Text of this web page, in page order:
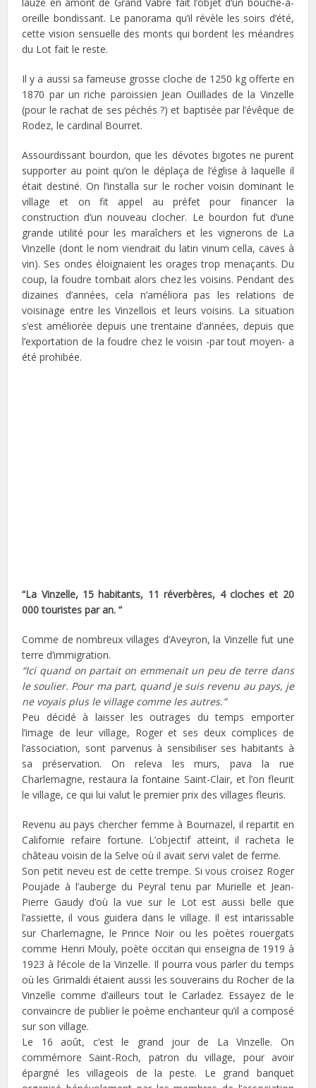
oreille bondissant. Le panorama qu’il révèle les soirs d’été,
cette vision sensuelle des monts qui bordent les méandres
du Lot fait le reste.
Il y a aussi sa fameuse grosse cloche de 1250 kg offerte en
1870 par un riche paroissien Jean Ouillades de la Vinzelle
(pour le rachat de ses péchés ?) et baptisée par l’évêque de
Rodez, le cardinal Bourret.
Assourdissant bourdon, que les dévotes bigotes ne purent
supporter au point qu’on le déplaça de l’église à laquelle il
était destiné. On l’installa sur le rocher voisin dominant le
village et on fit appel au préfet pour financer la
construction d’un nouveau clocher. Le bourdon fut d’une
grande utilité pour les maraîchers et les vignerons de La
Vinzelle (dont le nom viendrait du latin vinum cella, caves à
vin). Ses ondes éloignaient les orages trop menaçants. Du
coup, la foudre tombait alors chez les voisins. Pendant des
dizaines d’années, cela n’améliora pas les relations de
voisinage entre les Vinzellois et leurs voisins. La situation
s’est améliorée depuis une trentaine d’années, depuis que
l’exportation de la foudre chez le voisin -par tout moyen- a
été prohibée.
“La Vinzelle, 15 habitants, 11 réverbères, 4 cloches et 20
000 touristes par an. “
Comme de nombreux villages d’Aveyron, la Vinzelle fut une
terre d’immigration.
“Ici quand on partait on emmenait un peu de terre dans
le soulier. Pour ma part, quand je suis revenu au pays, je
ne voyais plus le village comme les autres.”
Peu décidé à laisser les outrages du temps emporter
l’image de leur village, Roger et ses deux complices de
l’association, sont parvenus à sensibiliser ses habitants à
sa préservation. On releva les murs, pava la rue
Charlemagne, restaura la fontaine Saint-Clair, et l’on fleurit
le village, ce qui lui valut le premier prix des villages fleuris.
Revenu au pays chercher femme à Bournazel, il repartit en
Californie refaire fortune. L’objectif atteint, il racheta le
château voisin de la Selve où il avait servi valet de ferme.
Son petit neveu est de cette trempe. Si vous croisez Roger
Poujade à l’auberge du Peyral tenu par Murielle et Jean-
Pierre Gaudy d’où la vue sur le Lot est aussi belle que
l’assiette, il vous guidera dans le village. Il est intarissable
sur Charlemagne, le Prince Noir ou les poètes rouergats
comme Henri Mouly, poète occitan qui enseigna de 1919 à
1923 à l’école de la Vinzelle. Il pourra vous parler du temps
où les Grimaldi étaient aussi les souverains du Rocher de la
Vinzelle comme d’ailleurs tout le Carladez. Essayez de le
convaincre de publier le poème enchanteur qu’il a composé
sur son village.
Le 16 août, c’est le grand jour de La Vinzelle. On
commémore Saint-Roch, patron du village, pour avoir
épargné les villageois de la peste. Le grand banquet